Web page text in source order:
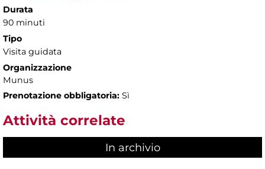
Durata
90 minuti
Tipo
Visita guidata
Organizzazione
Munus
Prenotazione obbligatoria: Sì
Attività correlate
In archivio